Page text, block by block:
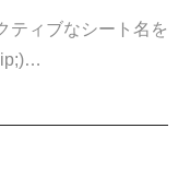
ティブなシート名を